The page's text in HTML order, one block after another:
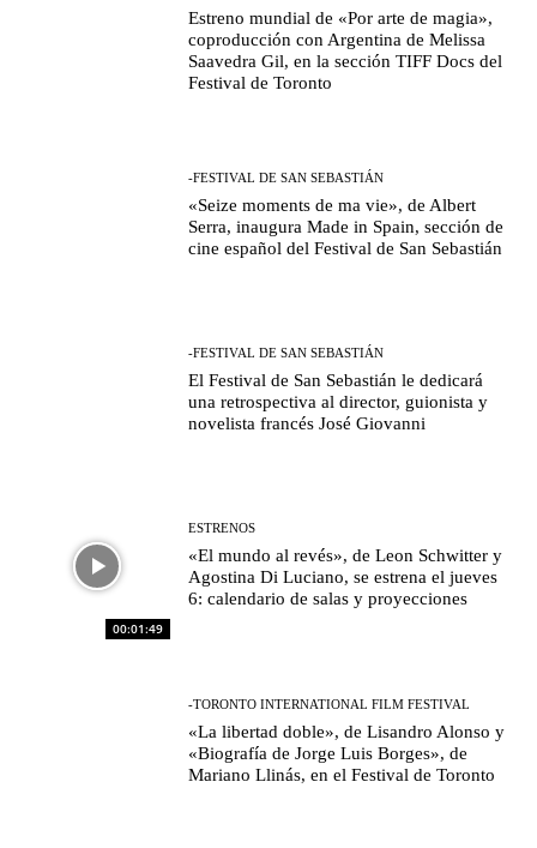
Estreno mundial de «Por arte de magia»,
coproducción con Argentina de Melissa
Saavedra Gil, en la sección TIFF Docs del
Festival de Toronto
-FESTIVAL DE SAN SEBASTIÁN
«Seize moments de ma vie», de Albert
Serra, inaugura Made in Spain, sección de
cine español del Festival de San Sebastián
-FESTIVAL DE SAN SEBASTIÁN
El Festival de San Sebastián le dedicará
una retrospectiva al director, guionista y
novelista francés José Giovanni
00:01:49
ESTRENOS
«El mundo al revés», de Leon Schwitter y
Agostina Di Luciano, se estrena el jueves
6: calendario de salas y proyecciones
-TORONTO INTERNATIONAL FILM FESTIVAL
«La libertad doble», de Lisandro Alonso y
«Biografía de Jorge Luis Borges», de
Mariano Llinás, en el Festival de Toronto